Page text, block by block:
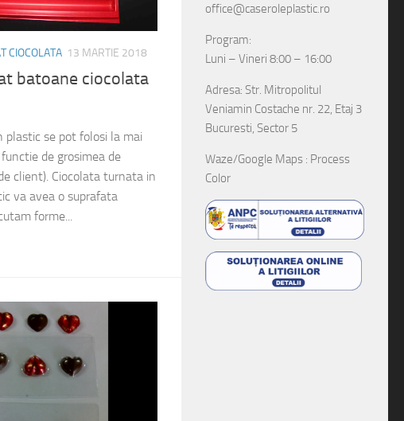
CIOCOLATA 13 MARTIE 2018
batoane ciocolata
plastic se pot folosi la mai
de grosimea de
client). Ciocolata turnata in
va avea o suprafata
forme...
office@caseroleplastic.ro
Program:
Luni – Vineri 8:00 – 16:00
Adresa: Str. Mitropolitul
Veniamin Costache nr. 22, Etaj 3
Bucuresti, Sector 5
Waze/Google Maps : Process
Color